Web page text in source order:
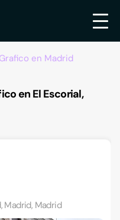
en Madrid
en El Escorial,
Madrid, Madrid